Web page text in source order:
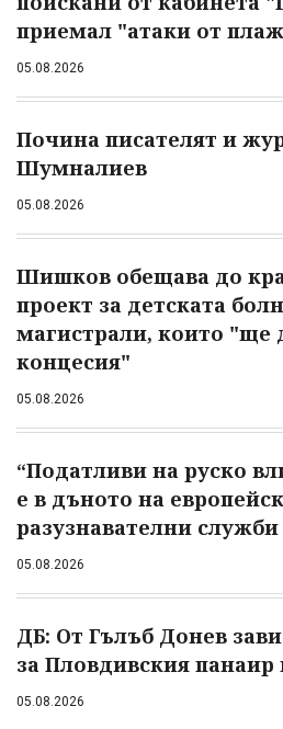
приемал "атаки от
05.08.2026
Почина писателят и
Шумналиев
05.08.2026
Шишков обещава до
проект за детската
магистрали, които "ще
концесия"
05.08.2026
“Податливи на руско
е в дъното на
разузнавателни служби
05.08.2026
ДБ: От Гълъб Донев
за Пловдивския
05.08.2026